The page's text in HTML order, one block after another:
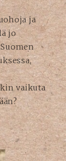
ja
jo
vaikuta